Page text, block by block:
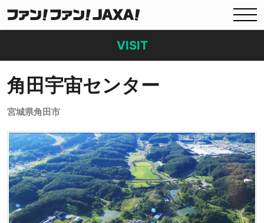
VISIT
角田宇宙センター
宮城県角田市